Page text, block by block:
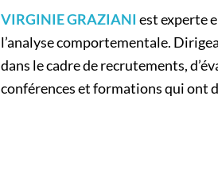
VIRGINIE GRAZIANI est experte
l’analyse comportementale.
dans le cadrede recrutements,
conférences et formations qui ont